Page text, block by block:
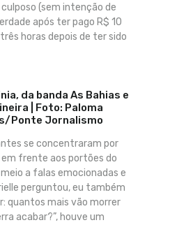
(sem intenção de
após ter pago R$ 10
horas depois de ter sido
da banda As Bahias e
| Foto: Paloma
Ponte Jornalismo
se concentraram por
frente aos portões do
a falas emocionadas e
perguntou, eu também
quantos mais vão morrer
acabar?”, houve um